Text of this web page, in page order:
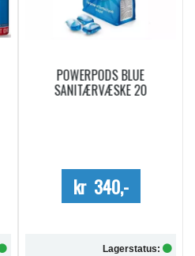
POWERPODS BLUE
SANITÆRVÆSKE 20
kr 340,-
Lagerstatus: